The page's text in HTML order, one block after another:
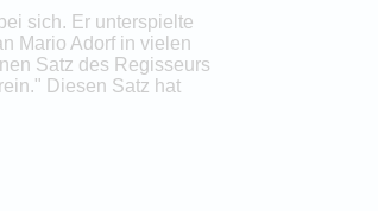
sich. Er unterspielte
Mario Adorf in vielen
Satz des Regisseurs
Diesen Satz hat